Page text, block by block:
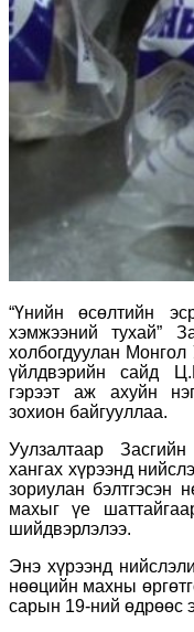
“Үнийн өсөлтийн
хэмжээний тухай”
холбогдуулан
үйлдвэрийн сайд
гэрээт аж ахуйн
зохион байгууллаа.
Уулзалтаар
хангах хүрээнд
зориулан бэлтгэсэн
махыг үе
шийдвэрлэлээ.
Энэ хүрээнд
нөөцийн махны
сарын 19-ний өдрөөс